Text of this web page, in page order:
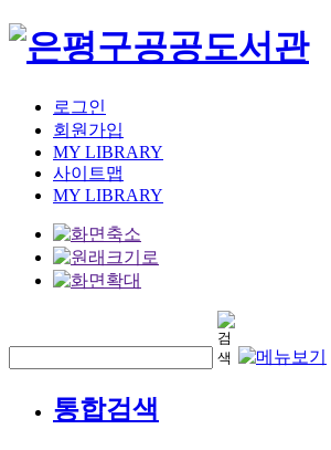
로그인
회원가입
MY LIBRARY
사이트맵
MY LIBRARY
통합검색